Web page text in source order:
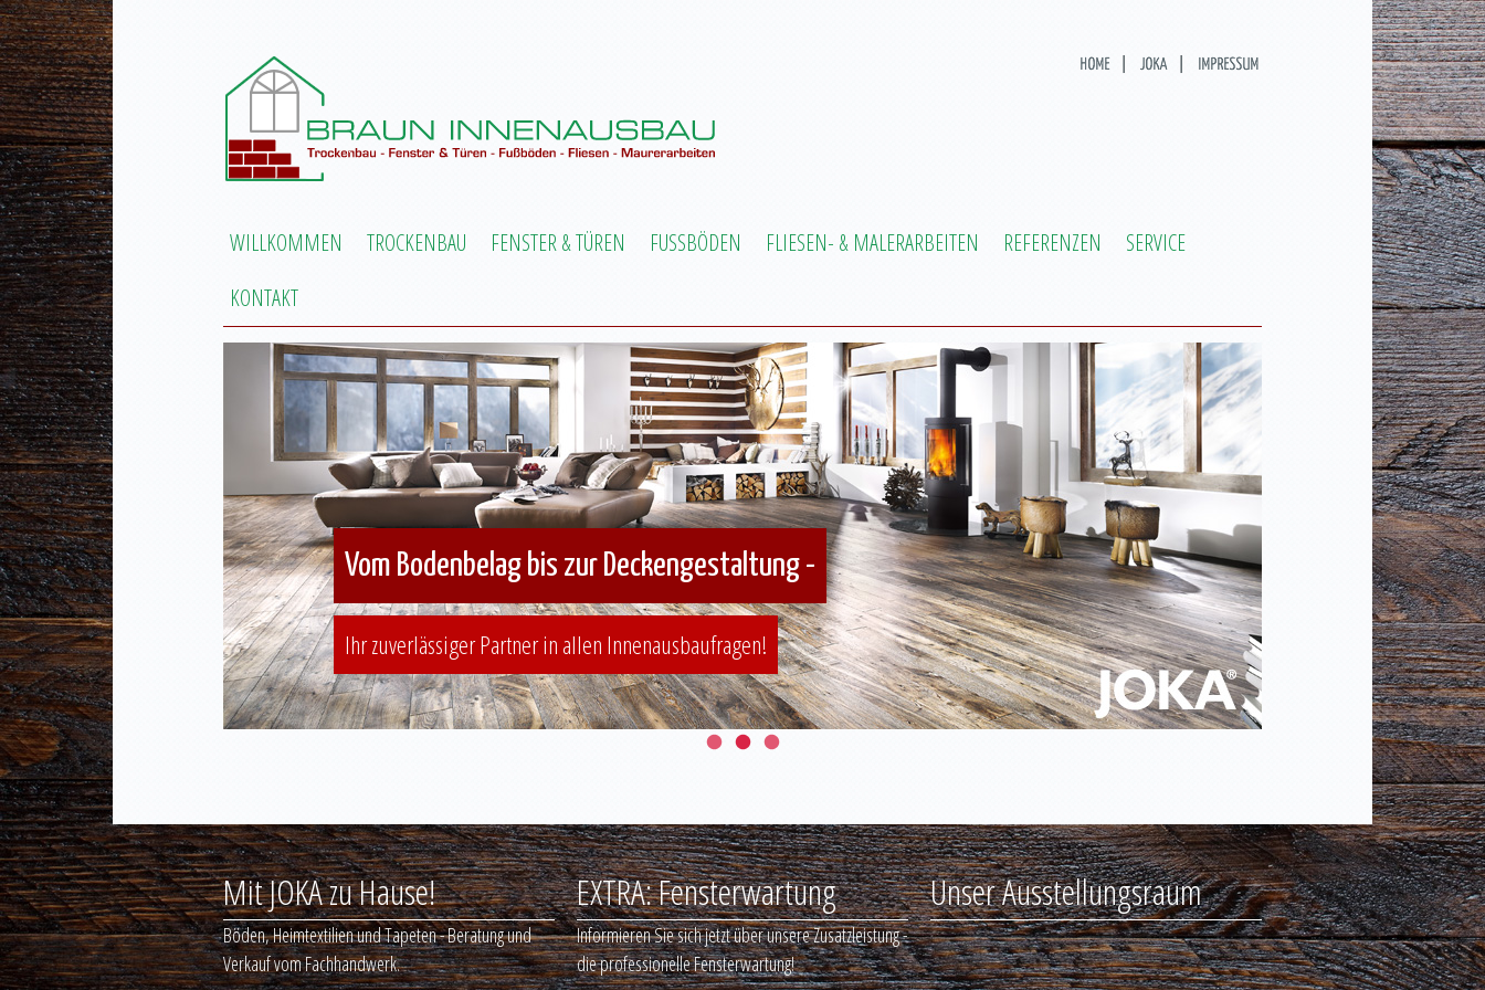
WILLKOMMEN TROCKENBAU FENSTER & TÜREN FUSSBÖDEN FLIESEN- & MALERARBEITEN REFERENZEN
SERVICE
KONTAKT
Vom Bodenbelag bis zur Deckengestaltung -
Ihr zuverlässiger Partner in allen Innenausbaufragen!
Mit JOKA zu Hause!
Böden, Heimtextilien und Tapeten - Beratung und
Verkauf vom Fachhandwerk.
EXTRA: Fensterwartung
Informieren Sie sich jetzt über unsere Zusatzleistung -
die professionelle Fensterwartung!
Unser Ausstellungsraum